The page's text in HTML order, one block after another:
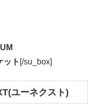
ット [/su_box]
ユーネクスト)